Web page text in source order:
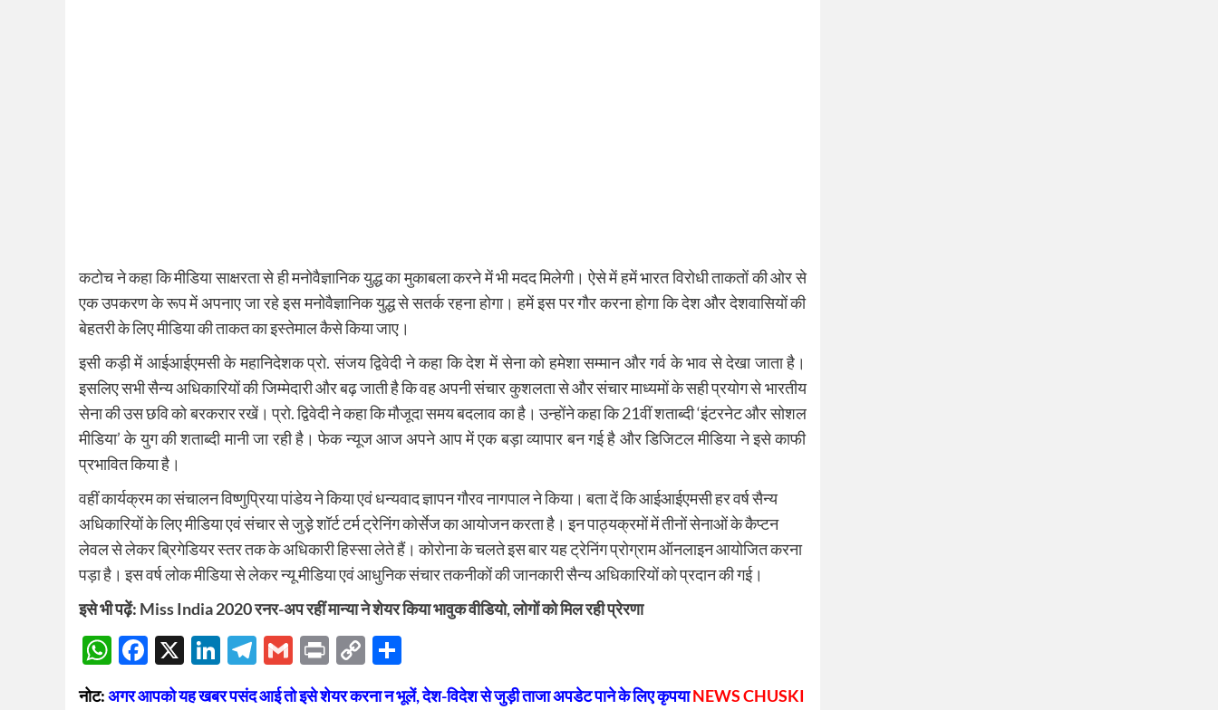
कटोच ने कहा कि मीडिया साक्षरता से ही मनोवैज्ञानिक युद्ध का मुकाबला करने में भी मदद मिलेगी। ऐसे में हमें भारत विरोधी ताकतों की ओर से
एक उपकरण के रूप में अपनाए जा रहे इस मनोवैज्ञानिक युद्ध से सतर्क रहना होगा। हमें इस पर गौर करना होगा कि देश और देशवासियों की
बेहतरी के लिए मीडिया की ताकत का इस्तेमाल कैसे किया जाए।
इसी कड़ी में आईआईएमसी के महानिदेशक प्रो. संजय द्विवेदी ने कहा कि देश में सेना को हमेशा सम्मान और गर्व के भाव से देखा जाता है।
इसलिए सभी सैन्य अधिकारियों की जिम्मेदारी और बढ़ जाती है कि वह अपनी संचार कुशलता से और संचार माध्यमों के सही प्रयोग से भारतीय
सेना की उस छवि को बरकरार रखें। प्रो. द्विवेदी ने कहा कि मौजूदा समय बदलाव का है। उन्होंने कहा कि 21वीं शताब्दी ‘इंटरनेट और सोशल
मीडिया’ के युग की शताब्दी मानी जा रही है। फेक न्यूज आज अपने आप में एक बड़ा व्यापार बन गई है और डिजिटल मीडिया ने इसे काफी
प्रभावित किया है।
वहीं कार्यक्रम का संचालन विष्णुप्रिया पांडेय ने किया एवं धन्यवाद ज्ञापन गौरव नागपाल ने किया। बता दें कि आईआईएमसी हर वर्ष सैन्य
अधिकारियों के लिए मीडिया एवं संचार से जुड़़े शॉर्ट टर्म ट्रेनिंग कोर्सेज का आयोजन करता है। इन पाठ्यक्रमों में तीनों सेनाओं के कैप्टन
लेवल से लेकर ब्रिगेडियर स्तर तक के अधिकारी हिस्सा लेते हैं। कोरोना के चलते इस बार यह ट्रेनिंग प्रोग्राम ऑनलाइन आयोजित करना
पड़ा है। इस वर्ष लोक मीडिया से लेकर न्यू मीडिया एवं आधुनिक संचार तकनीकों की जानकारी सैन्य अधिकारियों को प्रदान की गई।
इसे भी पढ़ें: Miss India 2020 रनर-अप रहीं मान्या ने शेयर किया भावुक वीडियो, लोगों को मिल रही प्रेरणा
WhatsApp
Facebook
X LinkedIn
Telegram
GmailPrintCopy
Link
नोट:अगर आपको यह खबर पसंद आई तो इसे शेयर करना न भूलें, देश-विदेश से जुड़ी ताजा अपडेट पाने के लिए कृपयाNEWS CHUSKI